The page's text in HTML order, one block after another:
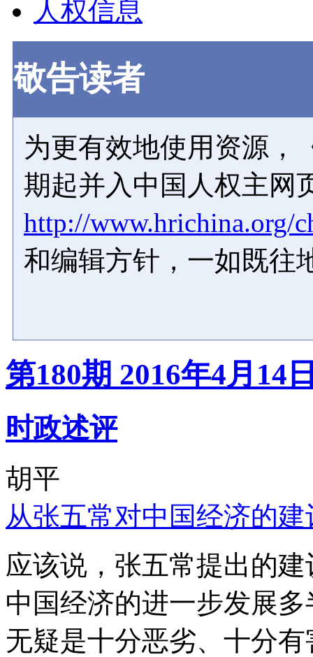
人权信息
敬告读者
为更有效地使用资源，
期起并入中国人权主网
http://www.hrichina.org/
和编辑方针，一如既往
第180期 2016年4月14
时政述评
胡平
从张五常对中国经济的
应该说，张五常提出的
中国经济的进一步发展
无疑是十分恶劣、十分